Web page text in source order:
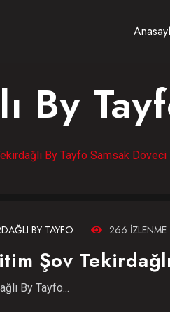
By
By Tayfo Samsak Döveci
BY TAYFO 266 IZLENME
Şov
By Tayfo...